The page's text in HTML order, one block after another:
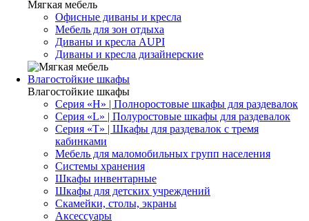
Мягкая мебель
Офисные диваны и кресла
Мебель для зон отдыха
Диваны и кресла AUPI
Диваны и кресла дизайнерские
Влагостойкие шкафы
Влагостойкие шкафы
Серия «H» | Полноростовые шкафы для раздевалок
Серия «L» | Полуростовые шкафы для раздевалок
Серия «T» | Шкафы для раздевалок с тремя
кабинками
Мебель для маломобильных групп населения
Системы хранения
Шкафы инвентарные
Шкафы для детских учреждений
Скамейки, столы, экраны
Аксессуары